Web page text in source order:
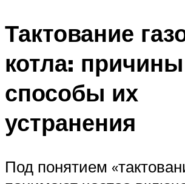
Тактование
котла:
способы их
устранения
Под понятием